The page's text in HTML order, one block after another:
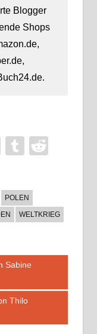
Blogger
Shops
EmailTumblr
POLEN
WELTKRIEG
Sabine
Thilo